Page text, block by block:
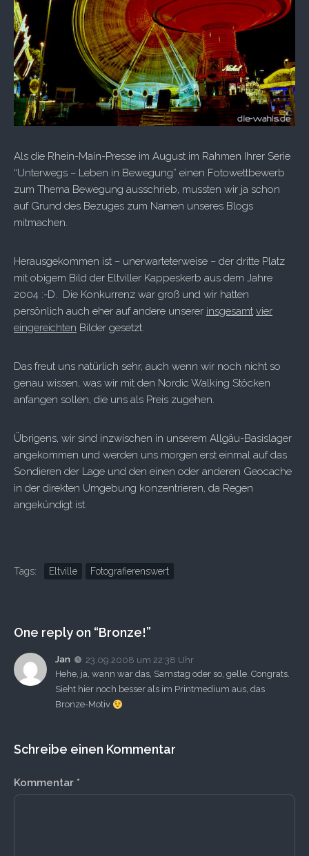
Als die Rhein-Main-Presse im August im Rahmen Ihrer Serie
“Unterwegs – Leben in Bewegung” einen Fotowettbewerb
zum Thema Bewegung ausschrieb, mussten wir ja schon
auf Grund des Bezuges zum Namen unseres Blogs
mitmachen.
Herausgekommen ist – unerwarteterweise – der dritte Platz
mit obigem Bild der Eltviller Kappeskerb aus dem Jahre
2004 :-D. Die Konkurrenz war groß und wir hatten
persönlich auch eher auf andere unserer insgesamt vier
eingereichten Bilder gesetzt.
Das freut uns natürlich sehr, auch wenn wir noch nicht so
genau wissen, was wir mit den Nordic Walking Stöcken
anfangen sollen, die uns als Preis zugehen.
Übrigens, wir sind inzwischen in unserem Allgäu-Basislager
angekommen und werden uns morgen erst einmal auf das
Sondieren der Lage und den einen oder anderen Geocache
in der direkten Umgebung konzentrieren, da Regen
angekündigt ist.
Tags: Eltville Fotografierenswert
One reply on “Bronze!”
Jan
23.09.2008 um 22:38 Uhr
Hehe, ja, wann war das, Samstag oder so, gelle. Congrats.
Sieht hier noch besser als im Printmedium aus, das
Bronze-Motiv
Schreibe einen Kommentar
Kommentar *